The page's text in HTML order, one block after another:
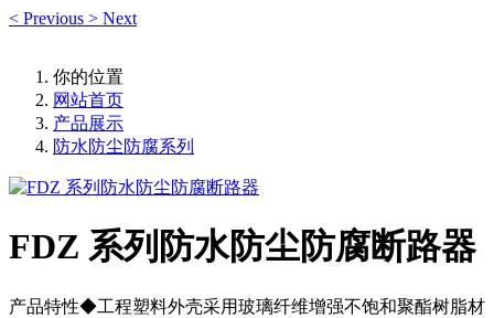
< Previous > Next
你的位置
网站首页
产品展示
防水防尘防腐系列
FDZ 系列防水防尘防腐断路器
产品特性◆工程塑料外壳采用玻璃纤维增强不饱和聚酯树脂材